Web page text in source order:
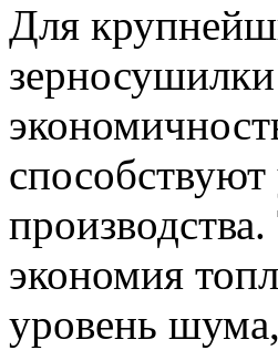
Для
экономия
уровень